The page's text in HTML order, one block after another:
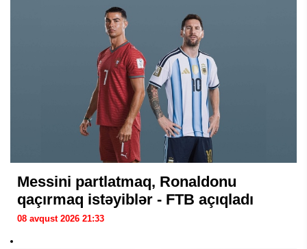
Messini partlatmaq, Ronaldonu
qaçırmaq istəyiblər - FTB açıqladı
08 avqust 2026 21:33